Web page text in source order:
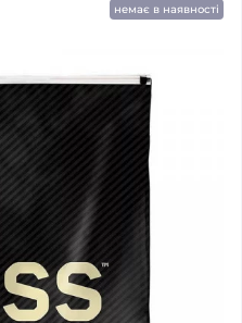
немає в наявності